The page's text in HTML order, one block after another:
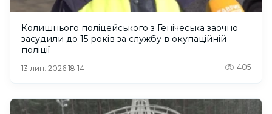
Колишнього поліцейського з Генічеська заочно
засудили до 15 років за службу в окупаційній
поліції
13 лип. 2026 18:14 405